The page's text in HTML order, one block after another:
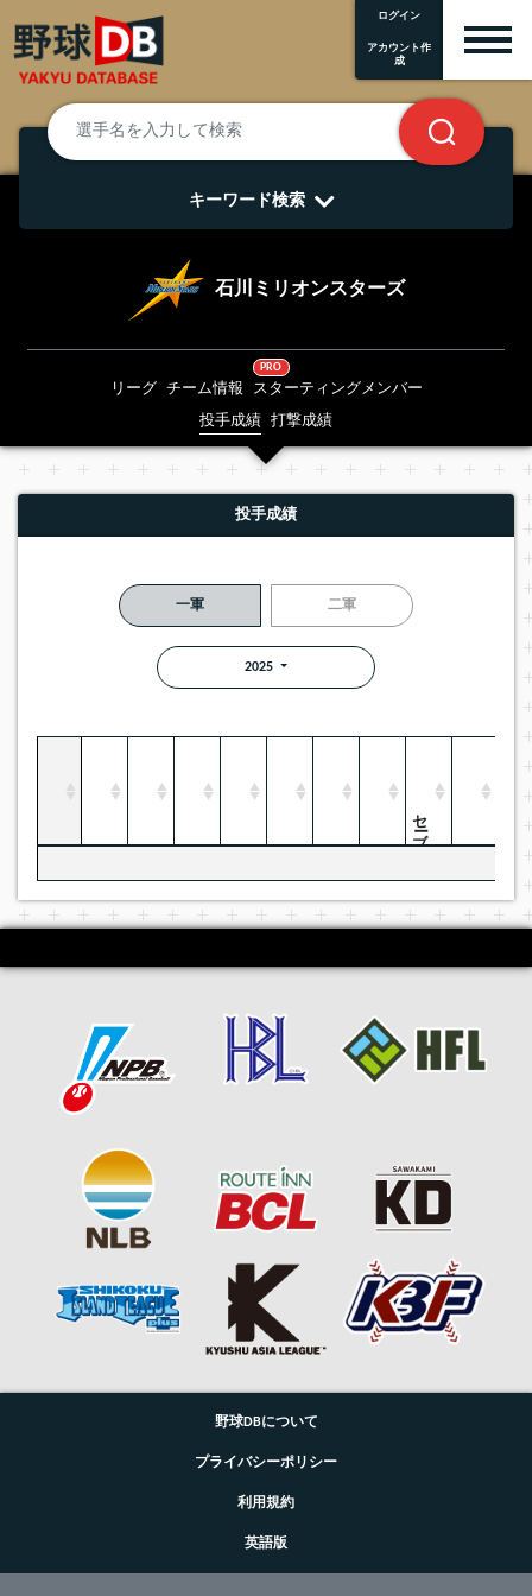
ログイン
アカウント作
成
キーワード検索
石川ミリオンスターズ
リーグ チーム情報
PRO
スターティングメンバー
投手成績 打撃成績
投手成績
一軍 二軍
2025
セーブ
野球DBについて
プライバシーポリシー
利用規約
英語版